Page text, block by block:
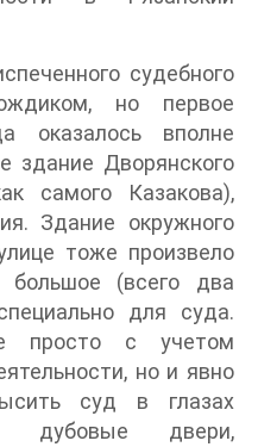
судебного
но первое
оказалось вполне
здание Дворянского
самого Казакова),
Здание окружного
тоже произвело
большое (всего два
для суда.
просто с учетом
но и явно
суд в глазах
дубовые двери,